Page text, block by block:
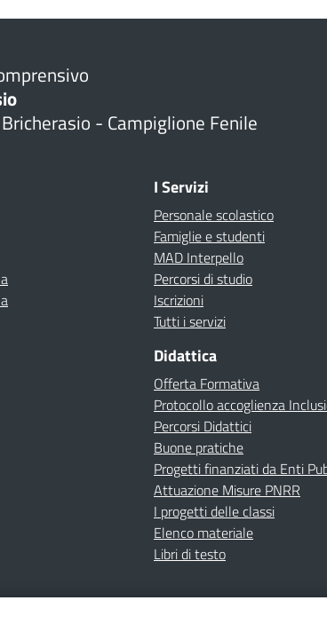
- Campiglione Fenile
I Servizi
Personale scolastico
Famiglie e studenti
MAD Interpello
Percorsi di studio
Iscrizioni
Tutti i servizi
Didattica
Offerta Formativa
Protocollo accoglienza
Percorsi Didattici
Buone pratiche
Progetti finanziati da Enti
Attuazione Misure PNRR
I progetti delle classi
Elenco materiale
Libri di testo
di accessibilitàContattiNote Legali